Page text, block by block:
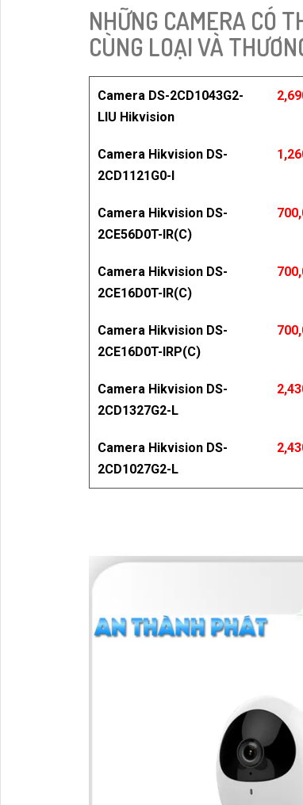
NHỮNG CAMERA CÓ
CÙNG LOẠI VÀ
Camera DS-2CD1043G2-
LIU Hikvision
Camera Hikvision DS-
2CD1121G0-I
Camera Hikvision DS-
2CE56D0T-IR(C)
Camera Hikvision DS-
2CE16D0T-IR(C)
Camera Hikvision DS-
2CE16D0T-IRP(C)
Camera Hikvision DS-
2CD1327G2-L
Camera Hikvision DS-
2CD1027G2-L